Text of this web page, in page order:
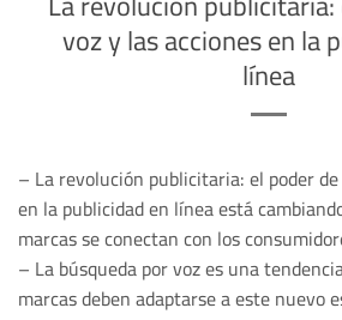
voz y las acciones en la
línea
– La revolución publicitaria: el poder
en la publicidad en línea está
marcas se conectan con los
– La búsqueda por voz es una
marcas deben adaptarse a este nuevo